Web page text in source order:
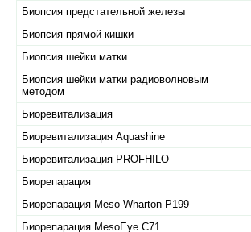
Биопсия предстательной железы
Биопсия прямой кишки
Биопсия шейки матки
Биопсия шейки матки радиоволновым
методом
Биоревитализация
Биоревитализация Aquashine
Биоревитализация PROFHILO
Биорепарация
Биорепарация Meso-Wharton P199
Биорепарация MesoEye C71